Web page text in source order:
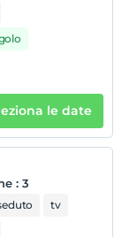
pagano
le date
: 3
tv